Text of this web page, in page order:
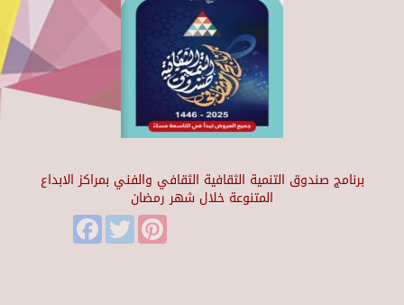
برنامج صندوق التنمية الثقافية الثقافي والفني بمراكز الابداع
المتنوعة خلال شهر رمضان
FacebookTwitter